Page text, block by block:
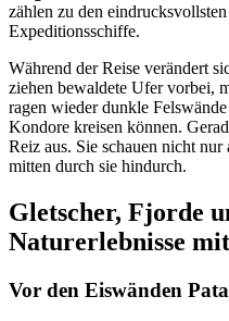
zählen zu den
Expeditionsschiffe.
Während der Reise verändert
ziehen bewaldete Ufer vorbei,
ragen wieder dunkle
Kondore kreisen können.
Reiz aus. Sie schauen nicht
mitten durch sie hindurch.
Gletscher, Fjorde
Naturerlebnisse
Vor den Eiswänden